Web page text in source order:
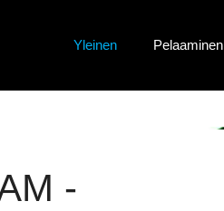
Yleinen Pelaaminen
-